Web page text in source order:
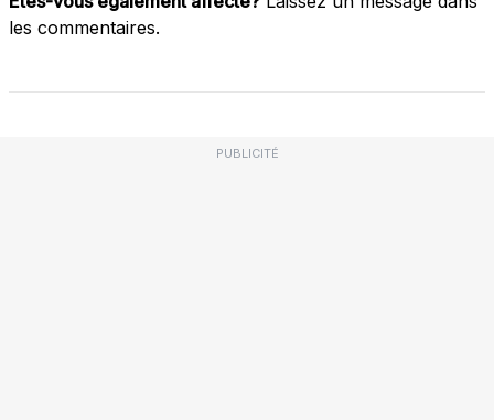
les commentaires.
PUBLICITÉ